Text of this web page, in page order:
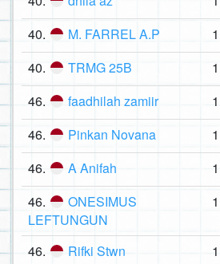
40. M. FARREL A.P 1
40. TRMG 25B 1
46. faadhilah zamiir 1
46. Pinkan Novana 1
46. A Anifah 1
46.
ONESIMUS
LEFTUNGUN
1
46. Rifki Stwn 1